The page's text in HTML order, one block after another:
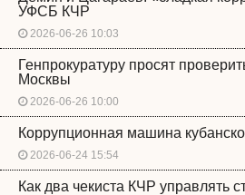
УФСБ КЧР
2026-06-26 10:03
Генпрокуратуру просят
Москвы
2026-06-26 10:00
Коррупционная машина
2026-06-24 15:54
Как два чекиста КЧР управлять